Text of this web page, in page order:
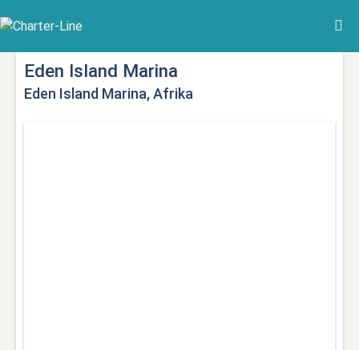
Eden Island Marina
Eden Island Marina, Afrika